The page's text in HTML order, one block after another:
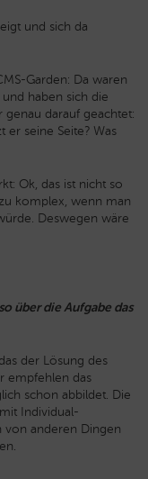
und sich da
Garden: Da waren
haben sich die
genau darauf geachtet:
er seine Seite? Was
Ok, das ist nicht so
komplex, wenn man
Deswegen wäre
über die Aufgabe das
der Lösung des
empfehlen das
schon abbildet. Die
Individual-
anderen Dingen